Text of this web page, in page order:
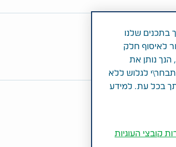
שתפו מאמר זה
Share on Facebook
בתכנים שלנו
לאיסוף חלק
הנך נותן את
לגלוש ללא
בכל עת. למידע
קובצי העוגיות